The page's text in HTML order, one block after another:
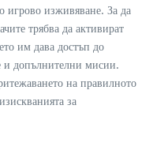
игрово изживяване. За да
трябва да активират
им дава достъп до
и допълнителни мисии.
на правилното
за